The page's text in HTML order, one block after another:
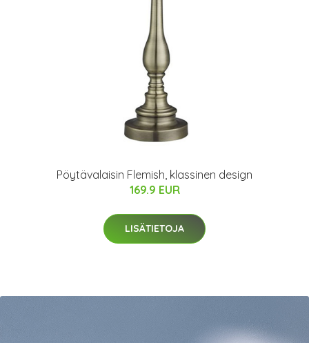
Pöytävalaisin Flemish, klassinen design
169.9 EUR
LISÄTIETOJA